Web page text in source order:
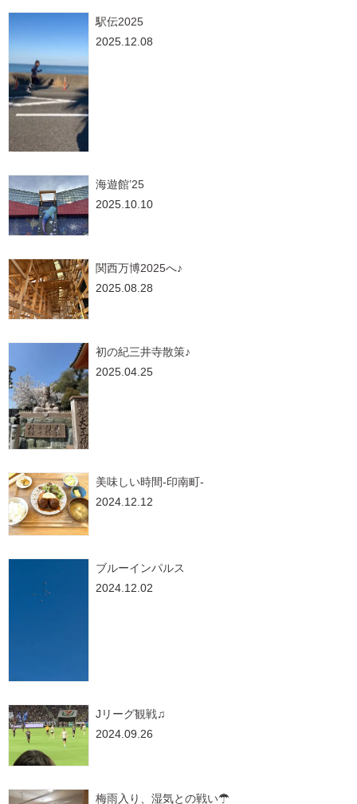
駅伝2025
2025.12.08
海遊館’25
2025.10.10
関西万博2025へ♪
2025.08.28
初の紀三井寺散策♪
2025.04.25
美味しい時間-印南町-
2024.12.12
ブルーインパルス
2024.12.02
Jリーグ観戦♫
2024.09.26
梅雨入り、湿気との戦い☂